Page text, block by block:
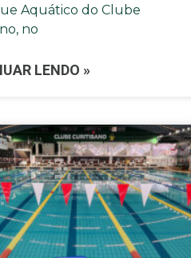
Aquático do Clube
no
LENDO »